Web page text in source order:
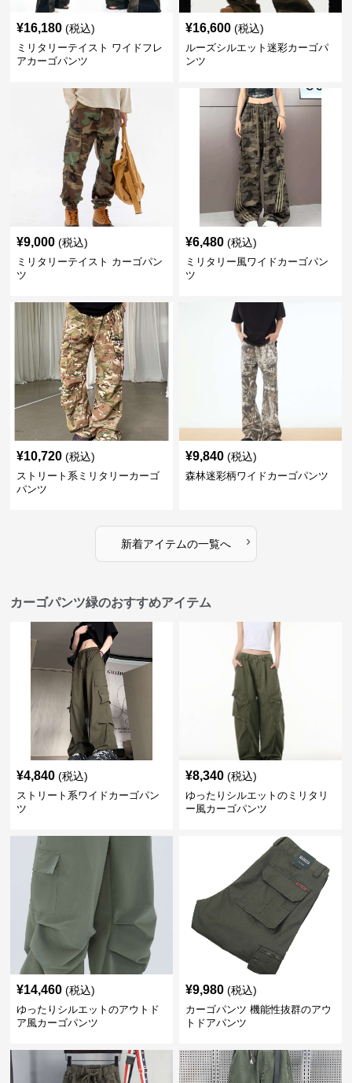
¥16,180 (税込)
ミリタリーテイスト ワイドフレ
アカーゴパンツ
¥16,600 (税込)
ルーズシルエット迷彩カーゴパ
ンツ
¥9,000 (税込)
ミリタリーテイスト カーゴパン
ツ
¥6,480 (税込)
ミリタリー風ワイドカーゴパン
ツ
¥10,720 (税込)
ストリート系ミリタリーカーゴ
パンツ
¥9,840 (税込)
森林迷彩柄ワイドカーゴパンツ
新着アイテムの一覧へ ›
カーゴパンツ緑のおすすめアイテム
¥4,840 (税込)
ストリート系ワイドカーゴパン
ツ
¥8,340 (税込)
ゆったりシルエットのミリタリ
ー風カーゴパンツ
¥14,460 (税込)
ゆったりシルエットのアウトド
ア風カーゴパンツ
¥9,980 (税込)
カーゴパンツ 機能性抜群のアウ
トドアパンツ